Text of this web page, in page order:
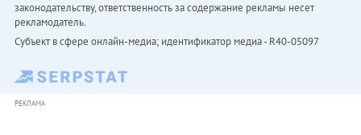
законодательству, ответственность за содержание рекламы несет
рекламодатель.
Субъект в сфере онлайн-медиа; идентификатор медиа - R40-05097
РЕКЛАМА